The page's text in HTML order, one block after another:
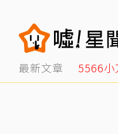
最新文章 5566小